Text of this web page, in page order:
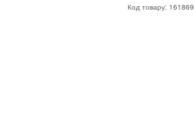
Код товару: 161869